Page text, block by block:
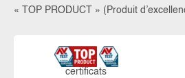
« TOP PRODUCT » (Produit
certi­ficats